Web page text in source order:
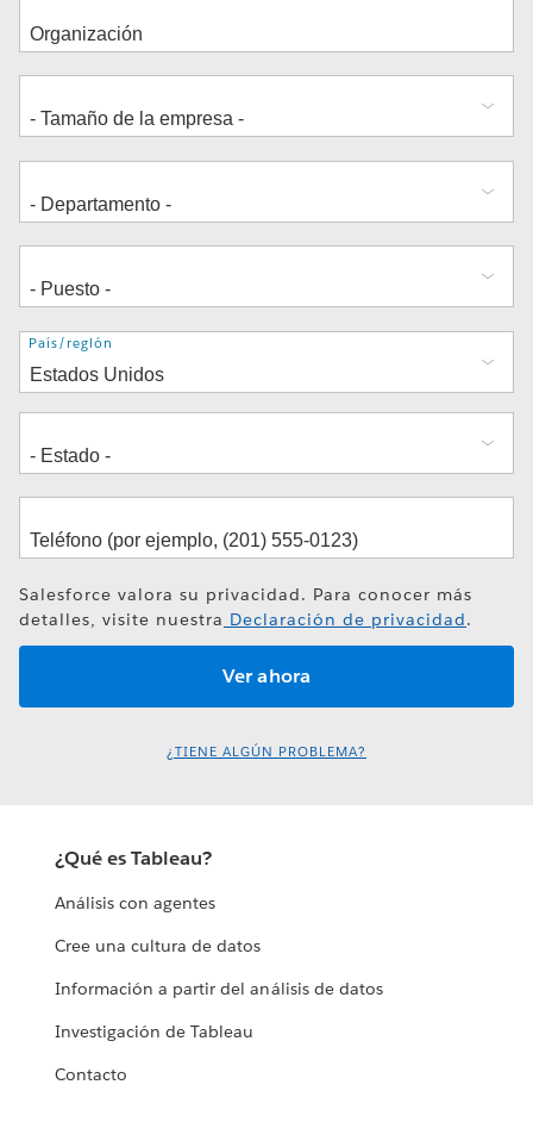
Dirección
País/región
Salesforce valora su privacidad. Para conocer más
detalles, visite nuestra Declaración de privacidad.
¿TIENE ALGÚN PROBLEMA?
¿Qué es Tableau?
Análisis con agentes
Cree una cultura de datos
Información a partir del análisis de datos
Investigación de Tableau
Contacto